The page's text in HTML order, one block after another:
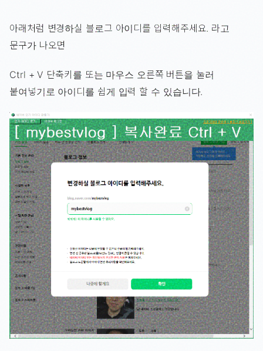
아래처럼 변경하실 블로그 아이디를 입력해주세요. 라고
문구가 나오면
Ctrl + V 단축키를 또는 마우스 오른쪽 버튼을 눌러
붙여넣기로 아이디를 쉽게 입력 할 수 있습니다.